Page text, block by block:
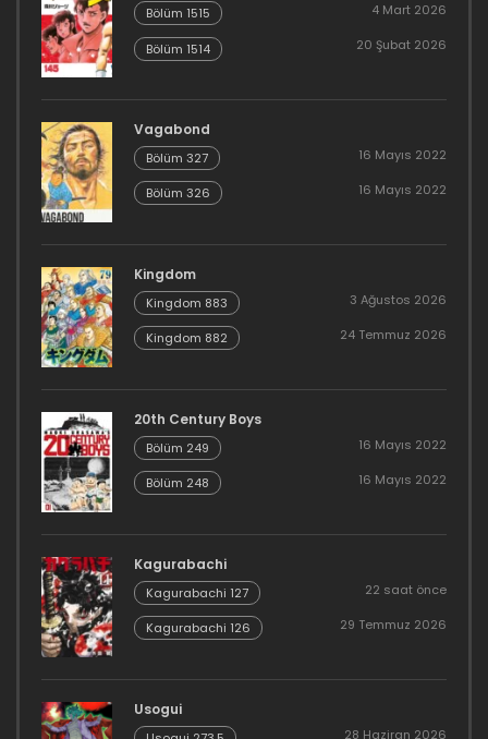
Bölüm 1515 4 Mart 2026
Bölüm 1514 20 Şubat 2026
Vagabond
Bölüm 327 16 Mayıs 2022
Bölüm 326 16 Mayıs 2022
Kingdom
Kingdom 883 3 Ağustos 2026
Kingdom 882 24 Temmuz 2026
20th Century Boys
Bölüm 249 16 Mayıs 2022
Bölüm 248 16 Mayıs 2022
Kagurabachi
Kagurabachi 127 22 saat önce
Kagurabachi 126 29 Temmuz 2026
Usogui
28 Haziran 2026